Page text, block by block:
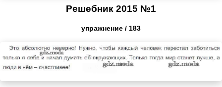
Решебник 2015 №1
упражнение / 183